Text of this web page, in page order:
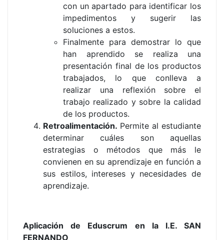
con un apartado para identificar los
impedimentos y sugerir las
soluciones a estos.
Finalmente para demostrar lo que
han aprendido se realiza una
presentación final de los productos
trabajados, lo que conlleva a
realizar una reflexión sobre el
trabajo realizado y sobre la calidad
de los productos.
Retroalimentación. Permite al estudiante
determinar cuáles son aquellas
estrategias o métodos que más le
convienen en su aprendizaje en función a
sus estilos, intereses y necesidades de
aprendizaje.
Aplicación de Eduscrum en la I.E. SAN
FERNANDO